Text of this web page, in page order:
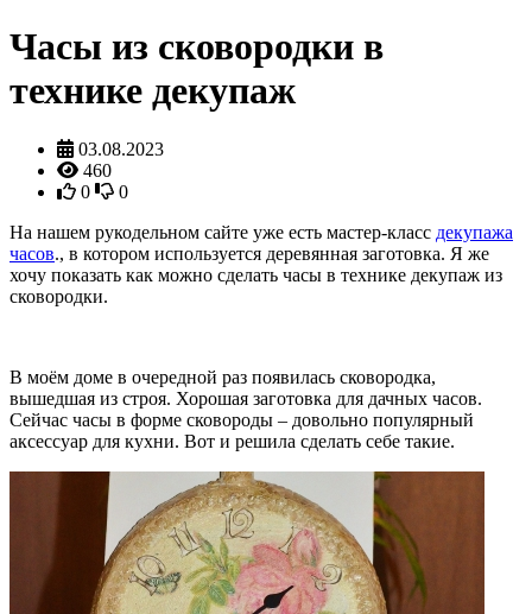
Часы из сковородки в
технике декупаж
03.08.2023
460
0
0
На нашем рукодельном сайте уже есть мастер-класс декупажа
часов., в котором используется деревянная заготовка. Я же
хочу показать как можно сделать часы в технике декупаж из
сковородки.
В моём доме в очередной раз появилась сковородка,
вышедшая из строя. Хорошая заготовка для дачных часов.
Сейчас часы в форме сковороды – довольно популярный
аксессуар для кухни. Вот и решила сделать себе такие.